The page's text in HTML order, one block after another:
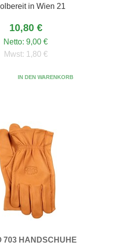
in Wien 21
10,80 €
Netto: 9,00 €
Mwst: 1,80 €
IN DEN WARENKORB
703 HANDSCHUHE